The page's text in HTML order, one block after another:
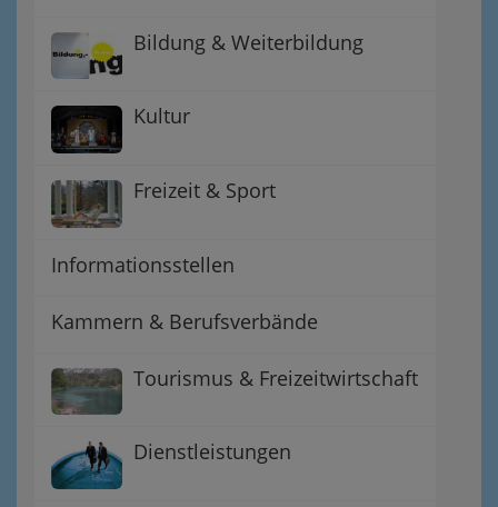
Bildung & Weiterbildung
Kultur
Freizeit & Sport
Informationsstellen
Kammern & Berufsverbände
Tourismus & Freizeitwirtschaft
Dienstleistungen